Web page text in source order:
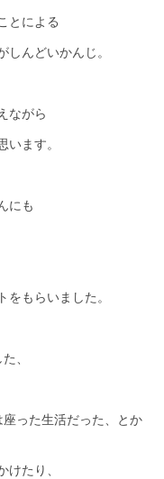
とによる
んどいかんじ。
ながら
ます。
にも
もらいました。
、
った生活だった、とか
たり、